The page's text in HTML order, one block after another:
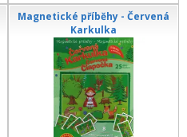
Magnetické příběhy - Červená
Karkulka